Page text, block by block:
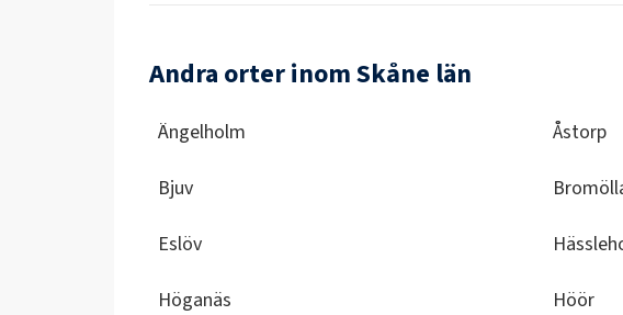
Andra orter inom Skåne län
Ängelholm Åstorp
Bjuv
Eslöv
Höganäs Höör